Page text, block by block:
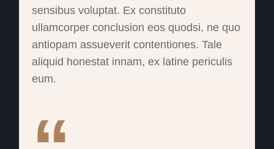
sensibus voluptat. Ex constituto
ullamcorper conclusion eos quodsi, ne quo
antiopam assueverit contentiones. Tale
aliquid honestat innam, ex latine periculis
eum.